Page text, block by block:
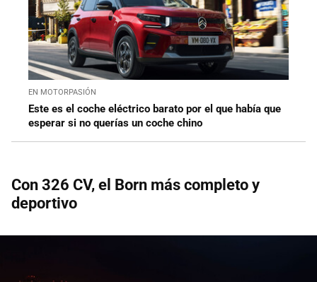
EN MOTORPASIÓN
Este es el coche eléctrico barato por el que había que
esperar si no querías un coche chino
Con 326 CV, el Born más completo y
deportivo